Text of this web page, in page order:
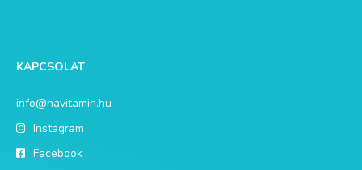
KAPCSOLAT
info@havitamin.hu
Instagram
Facebook